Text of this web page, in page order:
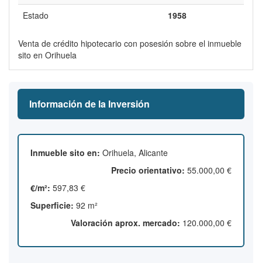
Estado
1958
Venta de crédito hipotecario con posesión sobre el inmueble
sito en Orihuela
Información de la Inversión
Inmueble sito en: Orihuela, Alicante
Precio orientativo: 55.000,00 €
€/m²: 597,83 €
Superficie: 92 m²
Valoración aprox. mercado: 120.000,00 €